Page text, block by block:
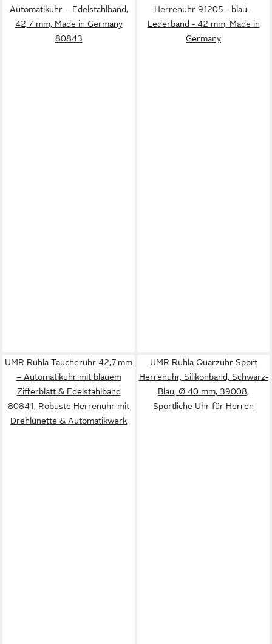
Automatikuhr – Edelstahlband,
42,7 mm, Made in Germany
80843
Herrenuhr 91205 - blau -
Lederband - 42 mm, Made in
Germany
UMR Ruhla Taucheruhr 42,7 mm
– Automatikuhr mit blauem
Zifferblatt & Edelstahlband
80841, Robuste Herrenuhr mit
Drehlünette & Automatikwerk
UMR Ruhla Quarzuhr Sport
Herrenuhr, Silikonband, Schwarz-
Blau, Ø 40 mm, 39008,
Sportliche Uhr für Herren